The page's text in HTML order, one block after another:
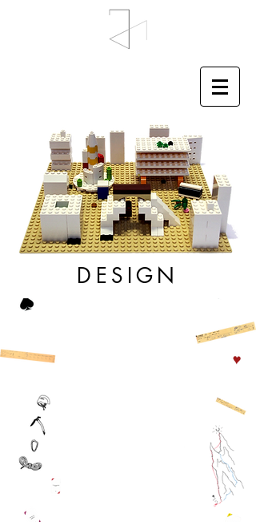
DESIGN